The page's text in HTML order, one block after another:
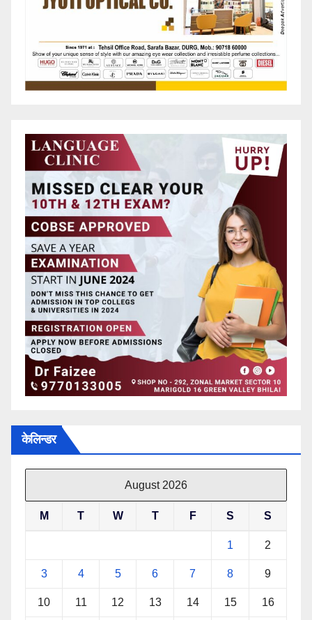
केलिन्डर
August 2026
M T W T F S S
1 2
3 4 5 6 7 8 9
10 11 12 13 14 15 16